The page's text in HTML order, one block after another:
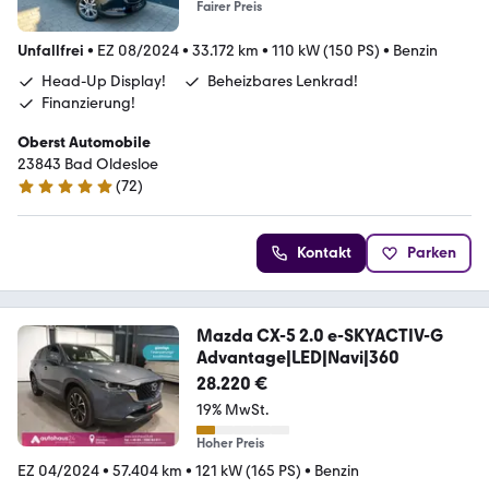
Fairer Preis
Unfallfrei • EZ 08/2024• 33.172 km • 110 kW (150 PS) • Benzin
Head-Up Display!
Beheizbares Lenkrad!
Finanzierung!
Oberst Automobile
23843 Bad Oldesloe
5 Sterne
(72)
Kontakt Parken
Mazda CX-5 2.0 e-SKYACTIV-G
Advantage|LED|Navi|360
28.220 €
19% MwSt.
Hoher Preis
EZ 04/2024• 57.404 km • 121 kW (165 PS) • Benzin